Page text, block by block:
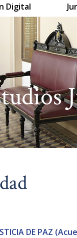
Digital
DE PAZ